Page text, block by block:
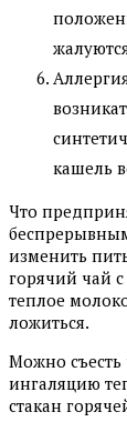
кашель
Что
изменить
горячий чай
теплое
ложиться.
Можно съесть
ингаляцию
стакан